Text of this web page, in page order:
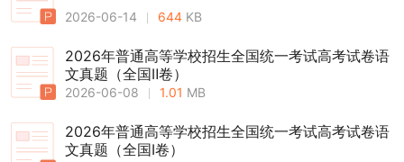
2026-06-14 644 KB
2026年普通高等学校招生全国统一考试高考试卷语
文真题（全国Ⅱ卷）
2026-06-08 1.01 MB
2026年普通高等学校招生全国统一考试高考试卷语
文真题（全国Ⅰ卷）